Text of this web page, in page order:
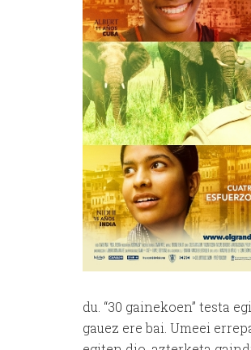
du. “30 gainekoen” testa
gauez ere bai. Umeei